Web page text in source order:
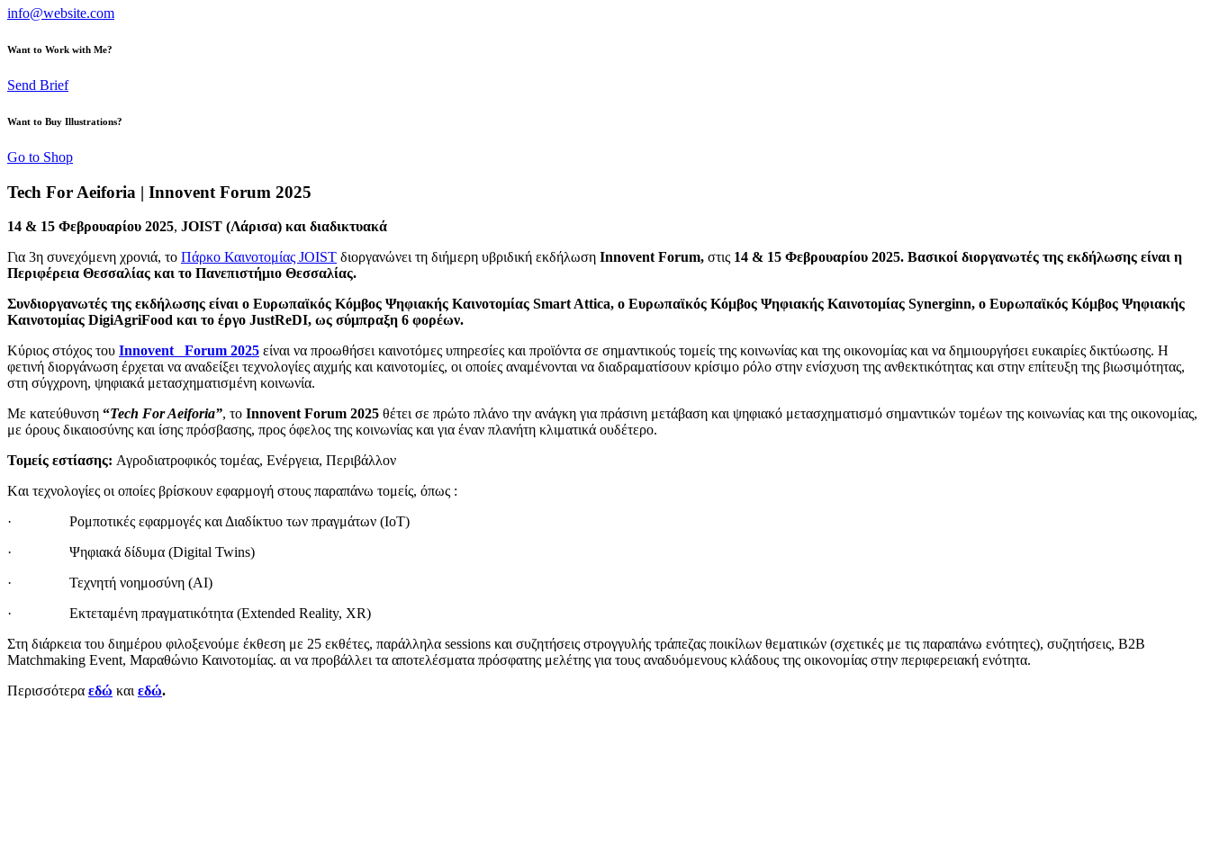
info@website.com
Want to Work with Me?
Send Brief
Want to Buy Illustrations?
Go to Shop
Tech For Aeiforia | Innovent Forum 2025
14 & 15 Φεβρουαρίου 2025, JOIST (Λάρισα) και διαδικτυακά
Για 3η συνεχόμενη χρονιά, το Πάρκο Καινοτομίας JOIST διοργανώνει τη διήμερη υβριδική εκδήλωση Innovent Forum, στις 14 & 15 Φεβρουαρίου 2025. Βασικοί διοργανωτές της εκδήλωσης είναι η
Περιφέρεια Θεσσαλίας και το Πανεπιστήμιο Θεσσαλίας.
Συνδιοργανωτές της εκδήλωσης είναι o Ευρωπαϊκός Κόμβος Ψηφιακής Καινοτομίας Smart Attica, o Ευρωπαϊκός Κόμβος Ψηφιακής Καινοτομίας Synerginn, ο Ευρωπαϊκός Κόμβος Ψηφιακής
Καινοτομίας DigiAgriFood και το έργο JustReDI, ως σύμπραξη 6 φορέων.
Kύριος στόχος του Innovent Forum 2025 είναι να προωθήσει καινοτόμες υπηρεσίες και προϊόντα σε σημαντικούς τομείς της κοινωνίας και της οικονομίας και να δημιουργήσει ευκαιρίες δικτύωσης. Η
φετινή διοργάνωση έρχεται να αναδείξει τεχνολογίες αιχμής και καινοτομίες, οι οποίες αναμένονται να διαδραματίσουν κρίσιμο ρόλο στην ενίσχυση της ανθεκτικότητας και στην επίτευξη της βιωσιμότητας,
στη σύγχρονη, ψηφιακά μετασχηματισμένη κοινωνία.
Με κατεύθυνση “Tech For Aeiforia”, το Innovent Forum 2025 θέτει σε πρώτο πλάνο την ανάγκη για πράσινη μετάβαση και ψηφιακό μετασχηματισμό σημαντικών τομέων της κοινωνίας και της οικονομίας,
με όρους δικαιοσύνης και ίσης πρόσβασης, προς όφελος της κοινωνίας και για έναν πλανήτη κλιματικά ουδέτερο.
Τομείς εστίασης: Αγροδιατροφικός τομέας, Ενέργεια, Περιβάλλον
Kαι τεχνολογίες οι οποίες βρίσκουν εφαρμογή στους παραπάνω τομείς, όπως :
· Ρομποτικές εφαρμογές και Διαδίκτυο των πραγμάτων (IoT)
· Ψηφιακά δίδυμα (Digital Twins)
· Τεχνητή νοημοσύνη (AI)
· Εκτεταμένη πραγματικότητα (Extended Reality, XR)
Στη διάρκεια του διημέρου φιλοξενούμε έκθεση με 25 εκθέτες, παράλληλα sessions και συζητήσεις στρογγυλής τράπεζας ποικίλων θεματικών (σχετικές με τις παραπάνω ενότητες), συζητήσεις, Β2Β
Matchmaking Event, Μαραθώνιο Καινοτομίας. αι να προβάλλει τα αποτελέσματα πρόσφατης μελέτης για τους αναδυόμενους κλάδους της οικονομίας στην περιφερειακή ενότητα.
Περισσότερα εδώ και εδώ.